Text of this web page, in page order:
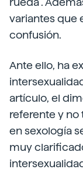
variantes que
confusión.
Ante ello, ha
artículo, el
referente y
en sexología
muy